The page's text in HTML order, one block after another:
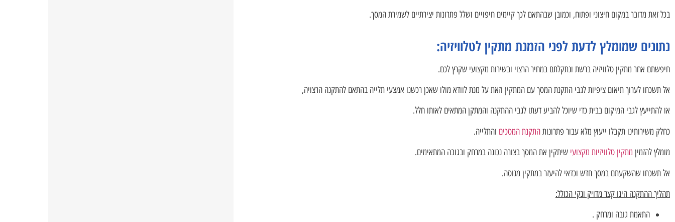
בכל זאת מדובר במקום חיצוני ופתוח, וכמובן שבהתאם לכך קיימים חיפויים ושלל פתרונות יצירתיים לשמירת המסך.
נתונים שמומלץ לדעת לפני הזמנת מתקין לטלוויזיה:
חיפשתם אחר מתקין טלוויזיה ברשת ונתקלתם במחיר הרצוי ובשירות מקצועי שקרץ לכם.
אל תשכחו לערוך תיאום ציפיות לגבי התקנת המסך עם המתקין וזאת על מנת לוודא מולו שאכן רכשנו אמצעי תלייה בהתאם להתקנה הרצויה,
או להתייעץ לגבי המיקום בבית כדי שיוכל להביע דעתו לגבי ההתקנה והמתקן המתאים לאותו חלל.
כחלק משירותינו תקבלו ייעוץ מלא עבור פתרונותהתקנת המסכים והתלייה.
מומלץ להזמין מתקין טלוויזיות מקצועי שיתקין את המסך בצורה נכונה במרחק ובגובה המתאימים.
אל תשכחו שהשקעתם במסך חדש וכדאי להיעזר במתקין מנוסה.
תהליך ההתקנה הינו קצר מדויק ונקי הכולל:
התאמת גובה ומרחק .